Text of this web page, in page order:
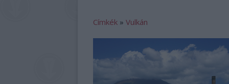
Címkék » Vulkán